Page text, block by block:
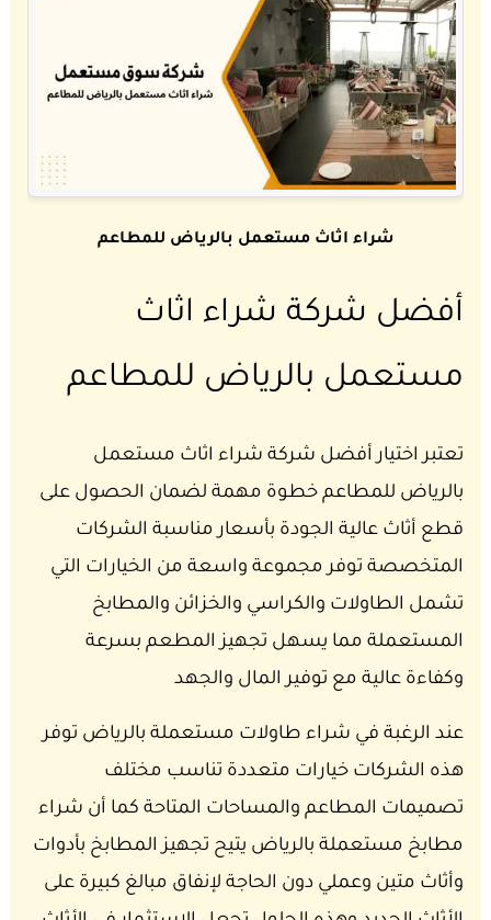
شراء اثاث مستعمل بالرياض للمطاعم
أفضل شركة شراء اثاث
مستعمل بالرياض للمطاعم
تعتبر اختيار أفضل شركة شراء اثاث مستعمل
بالرياض للمطاعم خطوة مهمة لضمان الحصول على
قطع أثاث عالية الجودة بأسعار مناسبة الشركات
المتخصصة توفر مجموعة واسعة من الخيارات التي
تشمل الطاولات والكراسي والخزائن والمطابخ
المستعملة مما يسهل تجهيز المطعم بسرعة
وكفاءة عالية مع توفير المال والجهد
عند الرغبة في شراء طاولات مستعملة بالرياض توفر
هذه الشركات خيارات متعددة تناسب مختلف
تصميمات المطاعم والمساحات المتاحة كما أن شراء
مطابخ مستعملة بالرياض يتيح تجهيز المطابخ بأدوات
وأثاث متين وعملي دون الحاجة لإنفاق مبالغ كبيرة على